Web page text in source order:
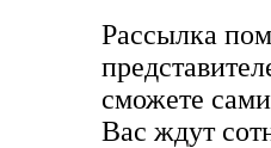
Рассылка
сможете
Вас ждут